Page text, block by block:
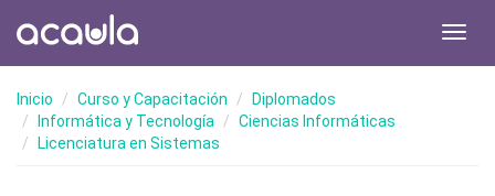
Inicio Curso y Capacitación
Diplomados
Informática y Tecnología
Ciencias Informáticas
Licenciatura en Sistemas